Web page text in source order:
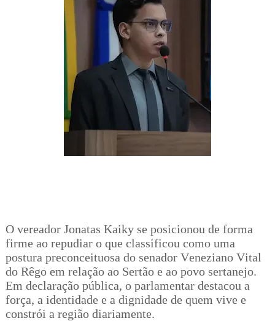
O vereador Jonatas Kaiky se posicionou de forma
firme ao repudiar o que classificou como uma
postura preconceituosa do senador Veneziano Vital
do Rêgo em relação ao Sertão e ao povo sertanejo.
Em declaração pública, o parlamentar destacou a
força, a identidade e a dignidade de quem vive e
constrói a região diariamente.